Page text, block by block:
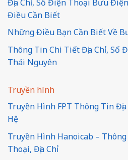
Địa Chỉ, Số Điện Thoại Bưu
Điều Cần Biết
Những Điều Bạn Cần Biết Về
Thông Tin Chi Tiết Địa Chỉ, Số
Thái Nguyên
Truyền hình
Truyền Hình FPT Thông Tin
Hệ
Truyền Hình Hanoicab –
Thoại, Địa Chỉ